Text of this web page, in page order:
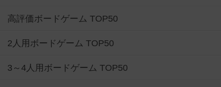
高評価ボードゲーム TOP50
2人用ボードゲーム TOP50
3～4人用ボードゲーム TOP50